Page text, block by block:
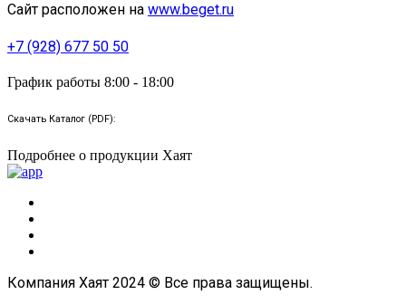
Сайт расположен на www.beget.ru
+7 (928) 677 50 50
График работы 8:00 - 18:00
Скачать Каталог (PDF):
Подробнее о продукции Хаят
Компания Хаят 2024 © Все права защищены.